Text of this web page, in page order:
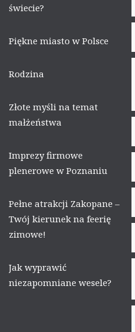
świecie?
Piękne miasto w Polsce
Rodzina
Złote myśli na temat
małżeństwa
Imprezy firmowe
plenerowe w Poznaniu
Pełne atrakcji Zakopane –
Twój kierunek na feerię
zimowe!
Jak wyprawić
niezapomniane wesele?